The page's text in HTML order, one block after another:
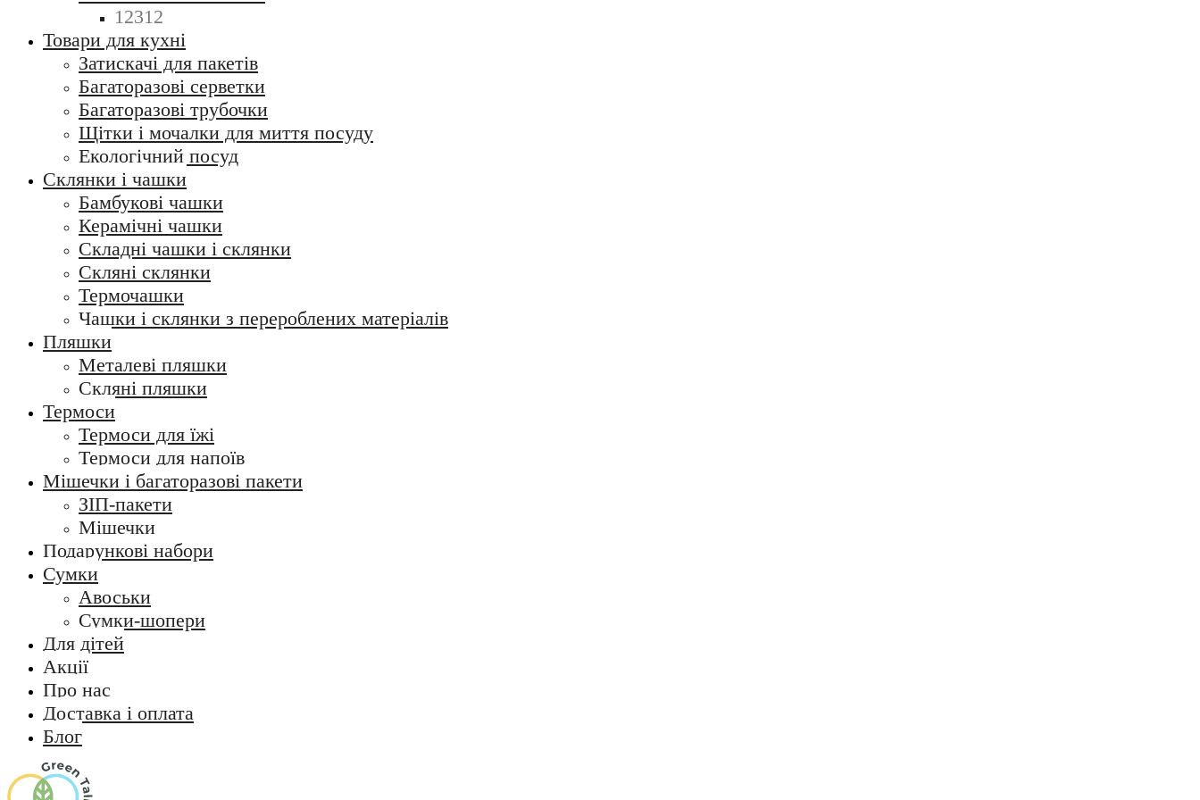
12312
Товари для кухні
Затискачі для пакетів
Багаторазові серветки
Багаторазові трубочки
Щітки і мочалки для миття посуду
Екологічний посуд
Склянки і чашки
Бамбукові чашки
Керамічні чашки
Складні чашки і склянки
Скляні склянки
Термочашки
Чашки і склянки з перероблених матеріалів
Пляшки
Металеві пляшки
Скляні пляшки
Термоси
Термоси для їжі
Термоси для напоїв
Мішечки і багаторазові пакети
ЗІП-пакети
Мішечки
Подарункові набори
Сумки
Авоськи
Сумки-шопери
Для дітей
Акції
Про нас
Доставка і оплата
Блог